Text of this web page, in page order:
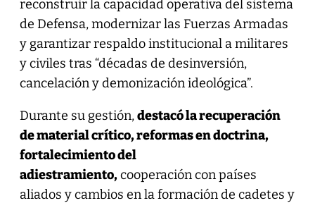
reconstruir la capacidad operativa del sistema
de Defensa, modernizar las Fuerzas Armadas
y garantizar respaldo institucional a militares
y civiles tras “décadas de desinversión,
cancelación y demonización ideológica”.
Durante su gestión,destacó la recuperación
de material crítico, reformas en doctrina,
fortalecimiento del
adiestramiento,cooperación con países
aliados y cambios en la formación de cadetes y